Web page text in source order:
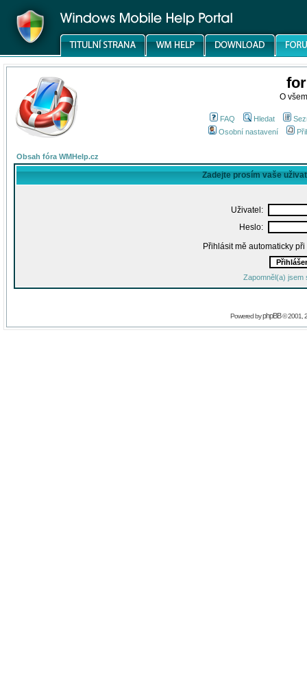
O
FAQ Hledat
Osobní nastavení
Obsah fóra WMHelp.cz
Zadejte prosím vaše
Uživatel:
Heslo:
Přihlásit mě automaticky
Zapomněl(a) jsem
Powered byphpBB© 2001,